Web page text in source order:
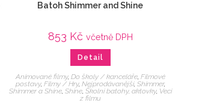
Batoh Shimmer and Shine
853 Kč včetně DPH
Detail
Animované filmy, Do školy / kanceláře, Filmové
postavy, Filmy / Hry, Nejprodávanější, Shimmer,
Shimmer a Shine, Shine, Školní batohy, aktovky, Veci
z filmu